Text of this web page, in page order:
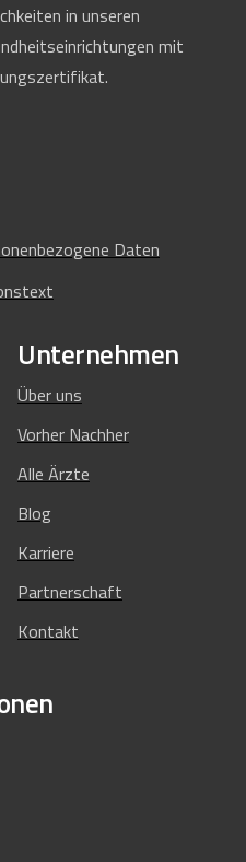
in unseren
mit
Daten
Unternehmen
Über uns
Vorher Nachher
Alle Ärzte
Blog
Karriere
Partnerschaft
Kontakt